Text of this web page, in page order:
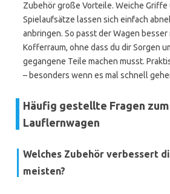
Zubehör große Vorteile. Weiche Griffe
Spielaufsätze lassen sich einfach
anbringen. So passt der Wagen
Kofferraum, ohne dass du dir Sorgen
gegangene Teile machen musst.
– besonders wenn es mal schnell
Häufig gestellte Fragen
Lauflernwagen
Welches Zubehör verbessert
meisten?